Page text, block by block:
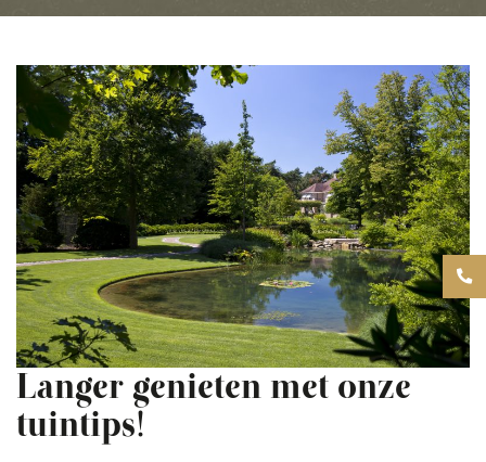
Langer genieten met onze
tuintips!